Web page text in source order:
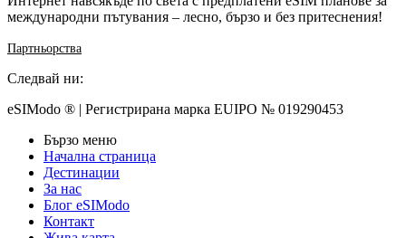
международни пътувания – лесно, бързо и без притеснения!
Партньорства
Следвай ни:
eSIModo ® | Регистрирана марка EUIPO № 019290453
Бързо меню
Начална страница
Дестинации
За нас
Блог eSIModo
Контакт